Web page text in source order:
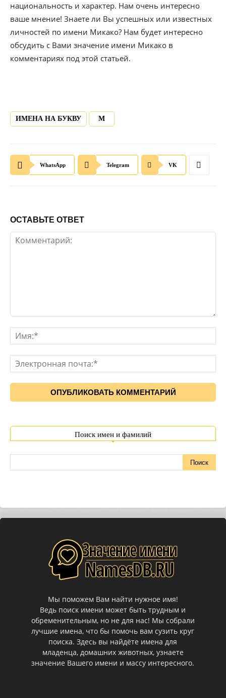
национальность и характер. Нам очень интересно
ваше мнение! Знаете ли Вы успешных или известных
личностей по имени Микако? Нам будет интересно
обсудить с Вами значение имени Микако в
комментариях под этой статьей.
ИМЕНА НА БУКВУ М
WhatsApp Telegram VK
ОСТАВЬТЕ ОТВЕТ
Поиск имен и фамилий
Мы поможем Вам найти нужное имя!
Ведь поиск имени может быть трудным и
обременительным, но не для нас! Мы собрали
лучшие имена, что бы помочь вам сузить круг
поиска. Здесь вы найдёте имена для
младенца, домашних животных, узнаете
значение Вашего имени и массу интересного.